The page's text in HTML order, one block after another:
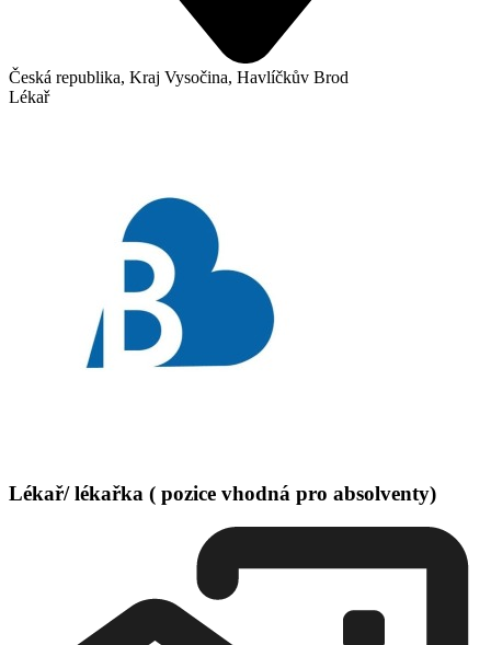
Česká republika, Kraj Vysočina, Havlíčkův Brod
Lékař
Lékař/ lékařka ( pozice vhodná pro absolventy)